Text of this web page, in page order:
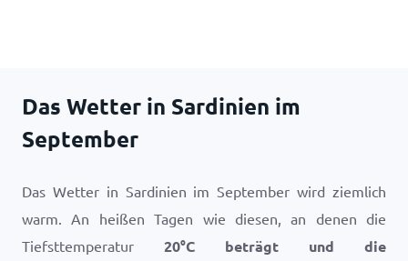
Das Wetter in Sardinien im
September
Das Wetter in Sardinien im September wird ziemlich
warm. An heißen Tagen wie diesen, an denen die
Tiefsttemperatur 20°C beträgt und die